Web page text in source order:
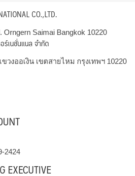
CO.,LTD.
Orngern Saimai Bangkok 10220
เนชั่นแนล จำกัด
วงออเงิน เขตสายไหม กรุงเทพฯ 10220
2424
EXECUTIVE